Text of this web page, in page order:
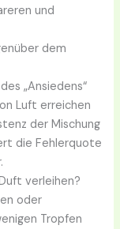
und
dem
„Ansiedens“
Luft erreichen
der Mischung
die Fehlerquote
verleihen?
oder
Tropfen